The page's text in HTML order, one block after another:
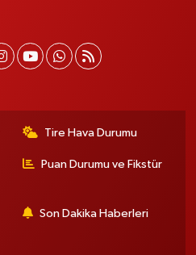
Tire Hava Durumu
Puan Durumu ve Fikstür
Son Dakika Haberleri